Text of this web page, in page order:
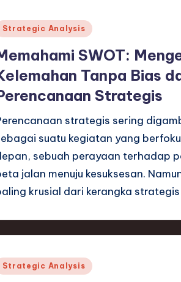
Strategic Analysis
SWOT:
Tanpa Bias
Strategis
strategis sering
suatu kegiatan yang
sebuah perayaan terhadap
jalan menuju kesuksesan.
krusial dari kerangka
Strategic Analysis